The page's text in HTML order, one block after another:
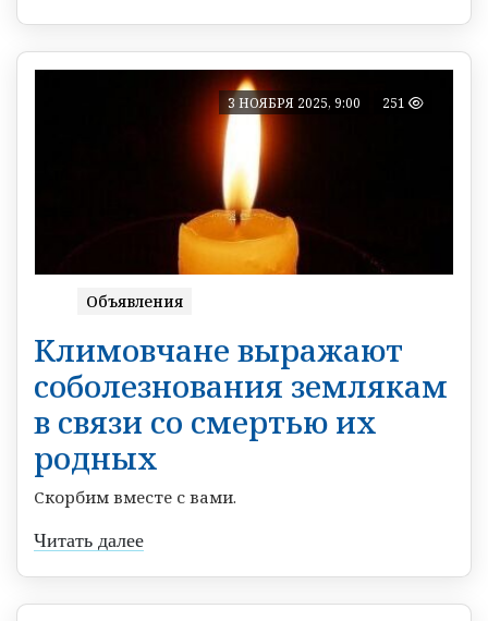
3 НОЯБРЯ 2025, 9:00 251
Объявления
Климовчане выражают
соболезнования землякам
в связи со смертью их
родных
Скорбим вместе с вами.
Читать далее